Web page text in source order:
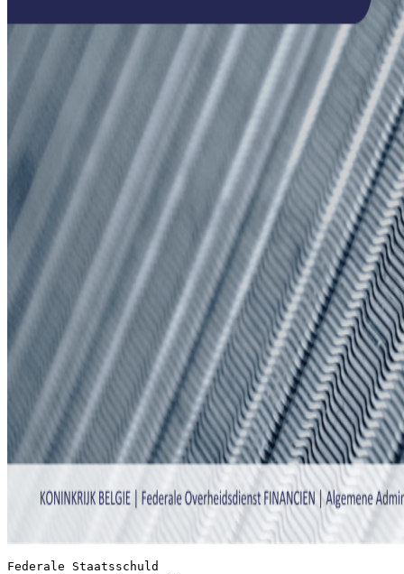
Federale Staatsschuld Agentschap van de Schuld Jaarverslag 2015 KONINKRIJK BELGIE | Federale Overheidsdienst FINANCIEN | Algemene Administratie van de Thesaurie Jaarverslag 2015 1 2 Federale Staatsschuld | Agentschap van de Schuld Inhoudstafel Voorwoord van de heer Johan Van Overtveldt, minister van Financi&euml;n ......................................................................................... 5 2.1.1.5 Gesplitste effecten (strips) ................................... 27 2.1.2 Schatkistcertificaten (SC) ...................................................... 28 2.1.3 Staatsbons ............................................................................ 33 2.2 Op maat gemaakte producten ............................................................... 33 2.2.1 Uitgiften onder het EMTN-programma ................................. 34 2.2.2 Schuldscheine ....................................................................... 35 2.2.3 Euro Commercial Paper ....................................................... 35 2.2.4 Schatkistbons - Zilverfonds................................................... 36 De overheidsschuld in cijfers ............................................................ 6 3. De Algemene Richtlijnen en de beheersing van de risico’s ........... 38 Inhoudstafel..................................................................................... 3 I. ECONOMISCHE ONTWIKKELINGEN EN OVERHEIDSFINANCI&Euml;N IN 2015 1. Economische ontwikkelingen en evolutie van de rentevoeten..... 10 1.1 Economische ontwikkelingen ................................................................ 10 1.2 Evolutie van de rentevoeten .................................................................. 10 3.1 Herfinancierings- en herzettingsrisico’s – gemiddelde duurtijd............ 38 3.2 Het kredietrisico ..................................................................................... 39 4. Maatregelen tot consolidatie van de financi&euml;le activa van de overheid ........................................................................................ 43 III. STRATEGISCHE AANDACHTSPUNTEN 2. Evolutie van de overheidsfinanci&euml;n in 2015 ................................ 12 1. Quantitative easing door de ECB en negatieve depositorente...... 45 2.1 Evolutie per deelsector .......................................................................... 12 2.2 Uitgaven en ontvangsten ....................................................................... 13 2.3 Vergelijking met Europa......................................................................... 14 2. Distributie van de Belgische federale schuld ............................... 46 II. HET FINANCIERINGSBELEID IN 2015 1. Financieringsbehoeften en financieringsmiddelen ...................... 17 2. Een uitgiftebeleid gebaseerd op twee types van producten......... 18 2.1 Liquide standaardproducten .................................................................. 18 2.1.1 Lineaire obligaties (OLO’s) .................................................... 18 2.1.1.1 Syndicaties ........................................................... 18 2.1.1.2 Aanbestedingen ................................................... 21 2.1.1.3 Inschrijvingen buiten mededinging ..................... 23 2.1.1.4 Terugkopen ......................................................... 26 2.1. Lineaire obligaties (OLO’s)...................................................................... 46 2.1.1 Het houderschap van OLO’s .................................................. 46 2.1.2 De primaire OLO-markt ......................................................... 46 2.1.3 De secundaire OLO-markt .................................................... 48 2.2. Schatkistcertificaten ............................................................................... 50 2.2.1 Het houderschap van schatkistcertificaten ........................... 50 2.2.2 De primaire markt van de schatkistcertificaten .................... 50 2.2.3 De secundaire markt van de schatkistcertificaten ................ 50 3. Verdere daling van de staatswaarborgen toegekend aan bepaalde financi&euml;le instellingen .................................................................... 52 3.1 Dexia-waarborg 2011 ............................................................................. 52 3.2 Dexia-waarborg 2013 ............................................................................. 52 Jaarverslag 2015 3 4. Evolutie van de liquiditeit van de federale staatsschuld .............. 53 4.1 Het belang van liquiditeit ........................................................................ 53 4.2 Het meten van liquiditeit ........................................................................ 53 4.3 Evolutie in liquiditeit ............................................................................... 53 5. Update van de ECP en EMTN-programma’s ................................. 54 5.1 EMTN-programma .................................................................................. 54 5.2 ECP-programma ...................................................................................... 54 6. Een strategie van verlenging van de gemiddelde looptijd voor de federale staatsschuld ..................................................................... 55 7. De uitgifte van aan de inflatie gelinkte obligaties ........................ 56 7.1 Aan de inflatie gelinkte obligaties .......................................................... 56 7.2 Risico’s en kosten.................................................................................... 57 7.3 Uitgiftepolitiek ........................................................................................ 57 BIJLAGEN 2016 A. Evolutie van de rating van de federale overheid 2016 ................. 60 B. Dealers in Belgische schatkistwaarden in 2016............................ 61 Primary Dealers ............................................................................................ 61 Recognized Dealers....................................................................................... 61 ECP Dealers ................................................................................................... 61 Plaatsende instellingen (Staatsbons) ............................................................ 61 C. Organigram 2016 ........................................................................ 62 D. Contacten 2016 (Agentschap van de Schuld)............................... 63 Colofon .......................................................................................... 65 4 Federale Staatsschuld | Agentschap van de Schuld Voorwoord van de heer Johan Van Overtveldt, minister van Financi&euml;n Ons land heeft in 2015 een economische groei van 1,4% gekend, tegen 1,3% in 2014. Het Belgische groeicijfer was vergelijkbaar met het gemiddelde van de landen van de eurozone (1,7%). Het was wel hoopgevend dat net zoals in 2014 de landen uit de Europese periferie een economische groei kenden die sons aanzienlijk was, met uitzondering van Griekenland waar het bbp zakte met 0,2%. Het begrotingstekort van de gezamenlijke overheid bedroeg in 2015 2,6% van het bbp, een verbetering met 0,5% in vergelijking met 2014 waar het tekort nog 3,1% bedroeg. Dit was hoofdzakelijk het gevolg van een daling van de interestlasten op de staatsschuld en van een vermindering van de primaire uitgaven door de besparingsmaatregelen van de verschillende overheden. Het primair saldo sloot af met een overschot van 0,3% van het bbp of een verbetering met 0,1% ten opzichte van 2014. De schuldratio is eveneens in gunstige zin ge&euml;volueerd, en zakte van 106,57% van het bbp in 2014 naar 106,05 in 2015. Het Agentschap van de Schuld heeft in 2015 leningen op middellange en lange termijn uitgegeven voor een bedrag van 39,09 miljard euro (exclusief instrumenten voor het Zilverfonds): 35,64 miljard euro aan OLO’s, 3,34 miljard euro aan EMTN en Schuldscheine en 0,02 miljard euro aan Staatsbons. Deze leningen hadden opnieuw een zeer lange gemiddelde looptijd van 13,57 jaar, terwijl de gemiddelde rente minder dan 1,0% (0,942%) bedroeg. De gemiddelde looptijd van de schuld is eind 2015 gestegen tot 7,95 jaar. Bovendien werden in 2015 lage rentevoeten voor lange looptijden bedongen. Het Agentschap heeft bovendien haar politiek van terugkoop van leningen voortgezet, waarmee het de vervaldagenkalender van de schuld optimaliseert en de herfinancierings- en herzettingsrisico’s correct opvolgt. Ik dank het Agentschap dan ook voor het professionalisme dat aan de dag gelegd wordt bij het beheer van de staatsschuld. De minister van Financi&euml;n, Johan VAN OVERTVELDT De nieuwe daling van de rentelasten was het gevolg van de historisch lage rentevoeten. In de maand april bijvoorbeeld daalde de rente op 10 jaar tot 0,344%. Daarnaast werden bij de schatkistcertificaten en sommige OLO’s prijzen genoteerd die overeenkwamen met een negatieve rente. Deze ultralage renteniveaus waren voornamelijk het resultaat van het monetaire beleid van de Europese Centrale Bank die in maart 2015 begonnen was met de aankoop van overheidsobligaties van eurozonelanden. In verhouding tot het bbp daalden de rentelasten van de gezamenlijke overheid met 0,3 procentpunten en bedroegen zij in 2015 2,9% van het bbp. Jaarverslag 2015 5 De overheidsschuld in cijfers (in miljarden euro of in % per eind december) I. UITSTAANDE BEDRAGEN VAN DE VOORNAAMSTE INSTRUMENTEN VAN DE FEDERALE STAATSSCHULD 2015 2014 1. Bruto uitstaand bedrag van de federale staatsschuld 389,86 380,90  Kredietverleningen aan entiteiten die behoren tot de sector overheid  Beheersverrichtingen  Effecten in portefeuille (beheersverrichtingen)  Effecten in portefeuille (Effecten ADBA1)  Reserve voor plaatsingen NBB Netto uitstaand bedrag van de federale staatsschuld 1,92 1,99 0,85 3,96 0,82 4,79 3,93 0,00 379,21 3,86 0,00 369,45 2. Instrumenten A. Instrumenten in EUR (na swap) :           6 Lineaire obligaties